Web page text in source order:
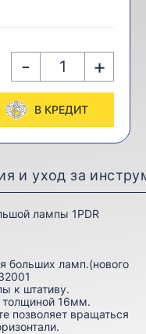
- +
В КРЕДИТ
и уход за
лампы 1PDR
больших ламп.(нового
к штативу.
толщиной 16мм.
позволяет вращаться